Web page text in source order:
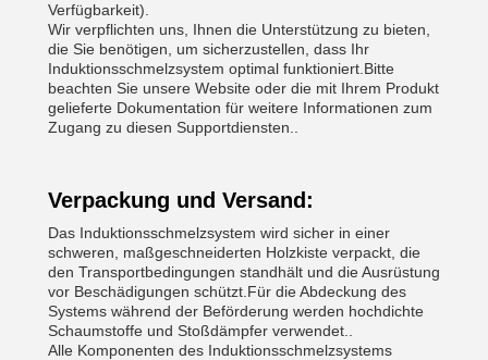
Verfügbarkeit).
Wir verpflichten uns, Ihnen die Unterstützung zu bieten,
die Sie benötigen, um sicherzustellen, dass Ihr
Induktionsschmelzsystem optimal funktioniert.Bitte
beachten Sie unsere Website oder die mit Ihrem Produkt
gelieferte Dokumentation für weitere Informationen zum
Zugang zu diesen Supportdiensten..
Verpackung und Versand:
Das Induktionsschmelzsystem wird sicher in einer
schweren, maßgeschneiderten Holzkiste verpackt, die
den Transportbedingungen standhält und die Ausrüstung
vor Beschädigungen schützt.Für die Abdeckung des
Systems während der Beförderung werden hochdichte
Schaumstoffe und Stoßdämpfer verwendet..
Alle Komponenten des Induktionsschmelzsystems